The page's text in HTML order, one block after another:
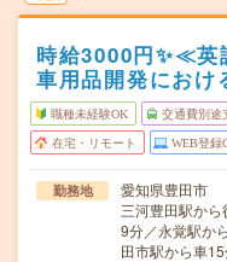
時給3000円✨≪
車用品開発におけ
職種未経験OK 交通費別途
在宅・リモート WEB登録
勤務地
愛知県豊田市
三河豊田駅か
9分／永覚駅か
田市駅から車